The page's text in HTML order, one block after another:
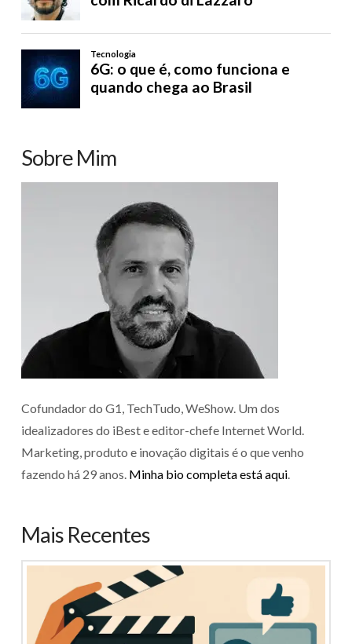
Sobre Mim
Cofundador do G1, TechTudo, WeShow. Um dos
idealizadores do iBest e editor-chefe Internet World.
Marketing, produto e inovação digitais é o que venho
fazendo há 29 anos. Minha bio completa está aqui.
Mais Recentes